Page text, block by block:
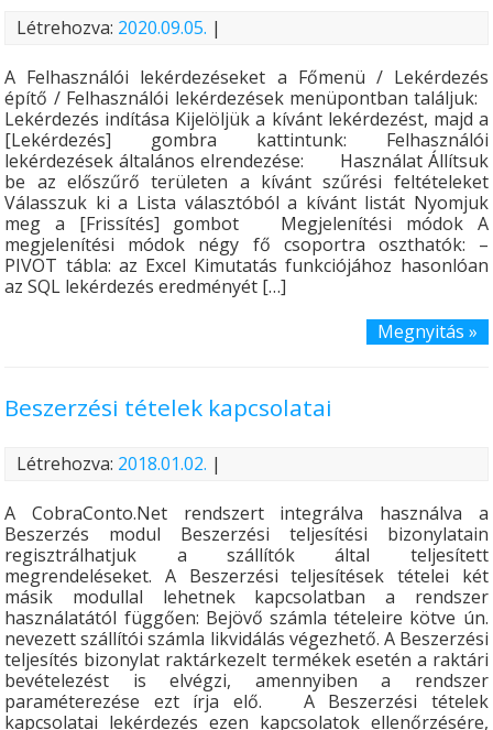
Létrehozva: 2020.09.05. |
A Felhasználói lekérdezéseket a Főmenü / Lekérdezés
építő / Felhasználói lekérdezések menüpontban találjuk:
Lekérdezés indítása Kijelöljük a kívánt lekérdezést, majd a
[Lekérdezés] gombra kattintunk: Felhasználói
lekérdezések általános elrendezése: Használat Állítsuk
be az előszűrő területen a kívánt szűrési feltételeket
Válasszuk ki a Lista választóból a kívánt listát Nyomjuk
meg a [Frissítés] gombot Megjelenítési módok A
megjelenítési módok négy fő csoportra oszthatók: –
PIVOT tábla: az Excel Kimutatás funkciójához hasonlóan
az SQL lekérdezés eredményét […]
Megnyitás »
Beszerzési tételek kapcsolatai
Létrehozva: 2018.01.02. |
A CobraConto.Net rendszert integrálva használva a
Beszerzés modul Beszerzési teljesítési bizonylatain
regisztrálhatjuk a szállítók által teljesített
megrendeléseket. A Beszerzési teljesítések tételei két
másik modullal lehetnek kapcsolatban a rendszer
használatától függően: Bejövő számla tételeire kötve ún.
nevezett szállítói számla likvidálás végezhető. A Beszerzési
teljesítés bizonylat raktárkezelt termékek esetén a raktári
bevételezést is elvégzi, amennyiben a rendszer
paraméterezése ezt írja elő. A Beszerzési tételek
kapcsolatai lekérdezés ezen kapcsolatok ellenőrzésére,